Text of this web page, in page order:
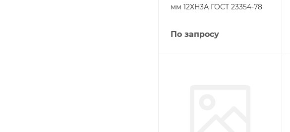
мм 12ХН3А ГОСТ 23354-78
По запросу